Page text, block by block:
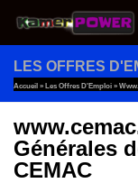
Au dessous
LES OFFRES
Accueil » Les Offres D'Emploi »
Générales
CEMAC